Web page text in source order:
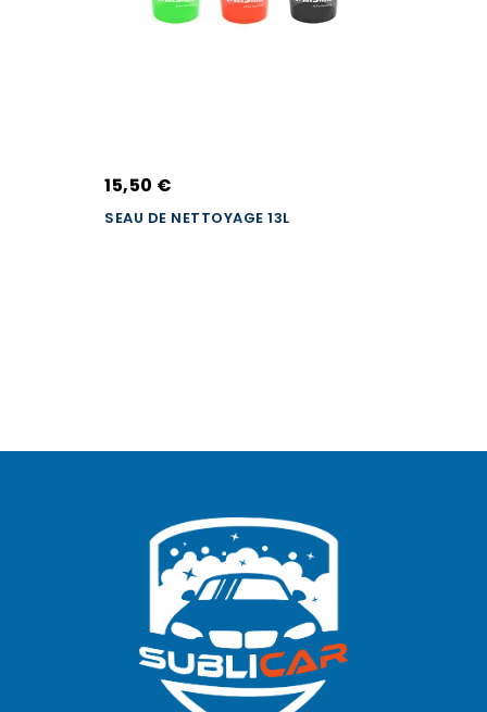
15,50 €
SEAU DE NETTOYAGE 13L